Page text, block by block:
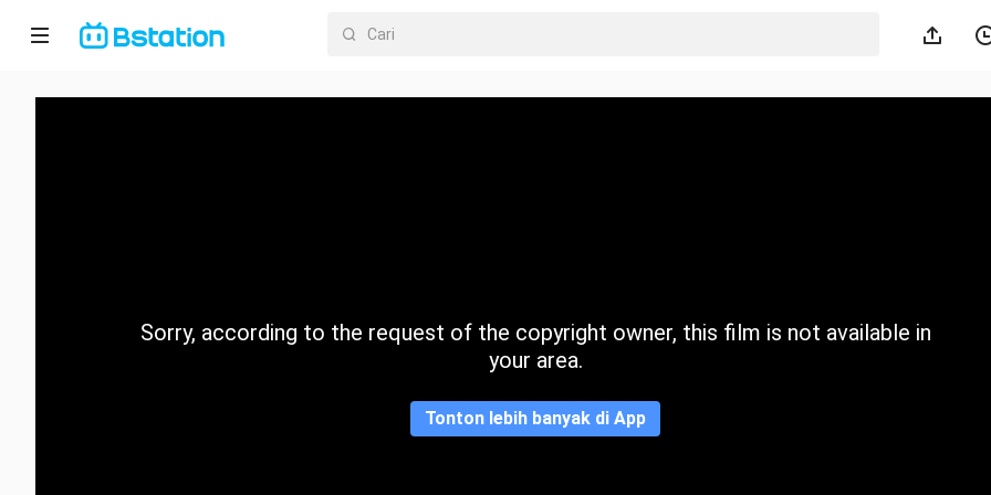
Halaman
KategoriSorry, according to the request of the copyright owner, this film is not available in
your area.
Tonton lebih banyak di App